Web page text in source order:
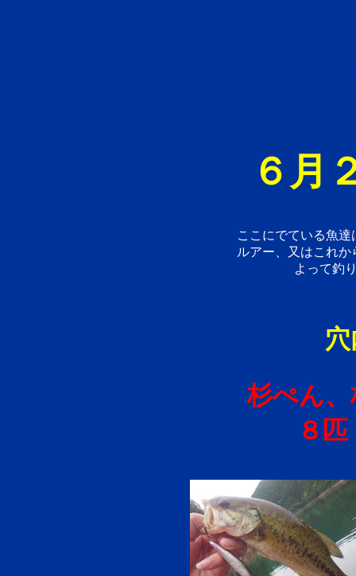
６月
ここにでている魚
ルアー、又はこれ
よって釣
杉ぺん
８